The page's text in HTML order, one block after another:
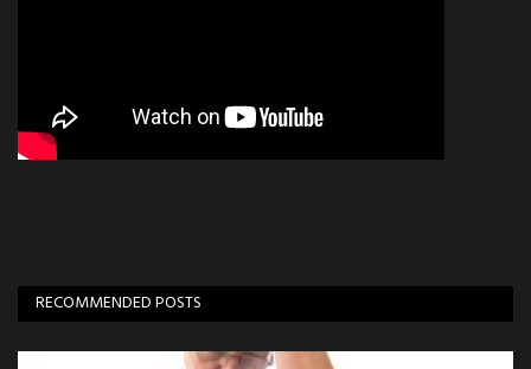
RECOMMENDED POSTS